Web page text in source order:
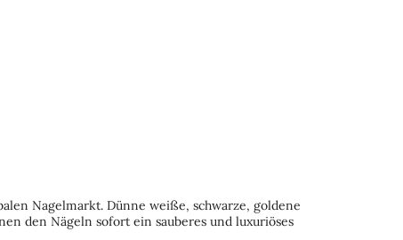
Nagelmarkt. Dünne weiße, schwarze, goldene
den Nägeln sofort ein sauberes und luxuriöses